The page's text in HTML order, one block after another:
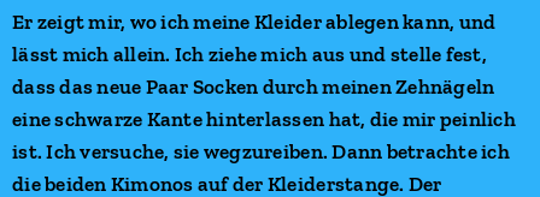
Er zeigt mir, wo ich meine Kleider ablegen kann, und
lässt mich allein. Ich ziehe mich aus und stelle fest,
dass das neue Paar Socken durch meinen Zehnägeln
eine schwarze Kante hinterlassen hat, die mir peinlich
ist. Ich versuche, sie wegzureiben. Dann betrachte ich
die beiden Kimonos auf der Kleiderstange. Der